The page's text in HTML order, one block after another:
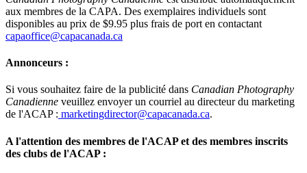
aux membres de la CAPA. Des exemplaires individuels sont
disponibles au prix de $9.95 plus frais de port en contactant
capaoffice@capacanada.ca
Annonceurs :
Si vous souhaitez faire de la publicité dans Canadian Photography
Canadienne veuillez envoyer un courriel au directeur du marketing
de l'ACAP : marketingdirector@capacanada.ca.
A l'attention des membres de l'ACAP et des membres inscrits
des clubs de l'ACAP :